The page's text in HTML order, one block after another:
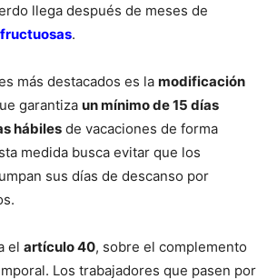
llega después de meses de
.
más destacados es la modificación
garantiza un mínimo de 15 días
hábiles de vacaciones de forma
medida busca evitar que los
sus días de descanso por
el artículo 40, sobre el complemento
Los trabajadores que pasen por